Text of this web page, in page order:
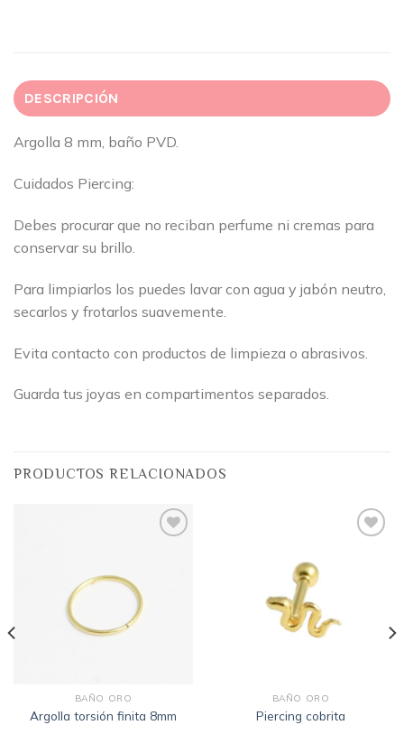
DESCRIPCIÓN
Argolla 8 mm, baño PVD.
Cuidados Piercing:
Debes procurar que no reciban perfume ni cremas para
conservar su brillo.
Para limpiarlos los puedes lavar con agua y jabón neutro,
secarlos y frotarlos suavemente.
Evita contacto con productos de limpieza o abrasivos.
Guarda tus joyas en compartimentos separados.
PRODUCTOS RELACIONADOS
BAÑO ORO
Argolla torsión finita 8mm
BAÑO ORO
Piercing cobrita